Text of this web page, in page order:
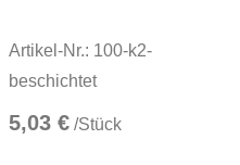
Artikel-Nr.: 100-k2-
beschichtet
5,03 € /Stück